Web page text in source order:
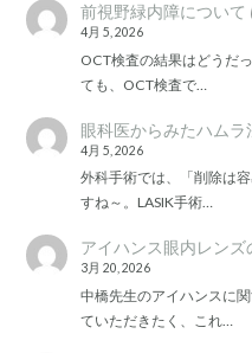
前視野緑内障について
4月 5, 2026
OCT検査の結果はどうだ
ても、OCT検査で…
眼科医からみたハムラ
4月 5, 2026
外科手術では、「削除は
すね～。LASIK手術…
アイハンス眼内レンズ
3月 20, 2026
中橋先生のアイハンスに
ていただきたく、これ…